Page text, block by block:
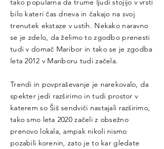
tako popularna da trume ljudi stojijo v vrsti
bilo kateri čas dneva in čakajo na svoj
trenutek ekstaze v ustih. Nekako naravno
se je zdelo, da želimo to zgodbo prenesti
tudi v domač Maribor in tako se je zgodba
leta 2012 v Mariboru tudi začela.
Trendi in povpraševanje je narekovalo, da
spekter jedi razširimo in tudi prostor v
katerem so Šiš sendviči nastajali razširimo,
tako smo leta 2020 začeli z obsežno
prenovo lokala, ampak nikoli nismo
pozabili korenin, zato je to kar gledate